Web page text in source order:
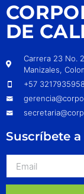
DE
Carrera 23 No.
Manizales,
+57 3217935958
Suscríbete